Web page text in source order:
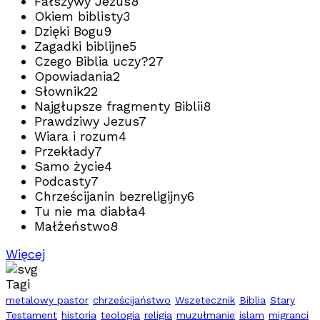
Okiem biblisty3
Dzięki Bogu9
Zagadki biblijne5
Czego Biblia uczy?27
Opowiadania2
Słownik22
Najgłupsze fragmenty Biblii8
Prawdziwy Jezus7
Wiara i rozum4
Przekłady7
Samo życie4
Podcasty7
Chrześcijanin bezreligijny6
Tu nie ma diabła4
Małżeństwo8
Więcej
Tagi
metalowy pastor chrześcijaństwo Wszetecznik Biblia Stary
Testament historia teologia religia muzułmanie islam migranci